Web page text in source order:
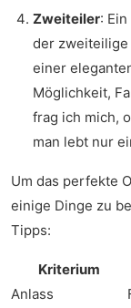
Zweiteiler:
der zweiteilige
einer
Möglichkeit,
frag ich mich,
man lebt nur
Um das perfekte
einige Dinge zu
Tipps:
Kriterium
Anlass